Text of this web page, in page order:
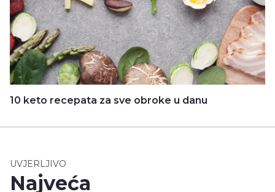
10 keto recepata za sve obroke u danu
UVJERLJIVO
Najveća